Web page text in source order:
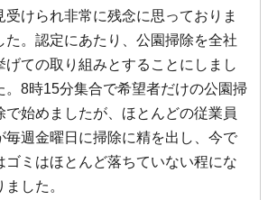
受けられ非常に残念に思っておりま
た。認定にあたり、公園掃除を全社
げての取り組みとすることにしまし
。8時15分集合で希望者だけの公園掃
で始めましたが、ほとんどの従業員
毎週金曜日に掃除に精を出し、今で
ゴミはほとんど落ちていない程にな
ました。